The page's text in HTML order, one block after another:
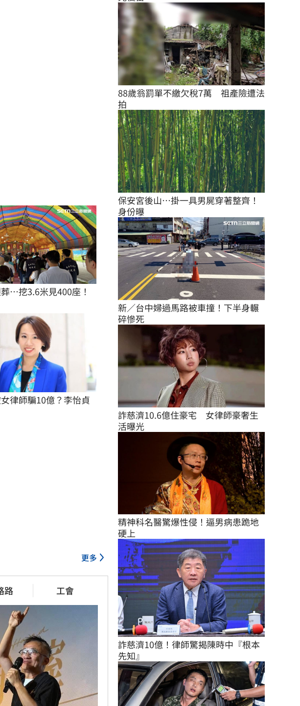
…挖3.6米見400座！
律師騙10億？李怡貞
更多
路 工會
88歲翁罰單不繳欠稅7萬　祖產險遭法
拍
保安宮後山…掛一具男屍穿著整齊！
身份曝
新／台中婦過馬路被車撞！下半身輾
碎慘死
詐慈濟10.6億住豪宅　女律師豪奢生
活曝光
精神科名醫驚爆性侵！逼男病患跪地
硬上
詐慈濟10億！律師驚揭陳時中『根本
先知』